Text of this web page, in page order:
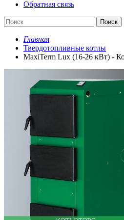
Обратная связь
Поиск
Главная
Твердотопливные котлы
MaxiTerm Lux (16-26 кВт) -